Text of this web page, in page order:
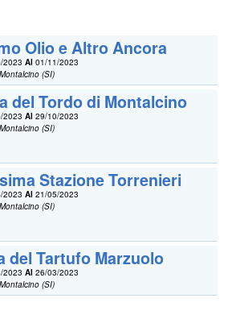
Olio e Altro Ancora
2023Al 01/11/2023
Montalcino (SI)
del Tordo di Montalcino
2023Al 29/10/2023
Montalcino (SI)
Stazione Torrenieri
2023Al 21/05/2023
Montalcino (SI)
del Tartufo Marzuolo
2023Al 26/03/2023
Montalcino (SI)